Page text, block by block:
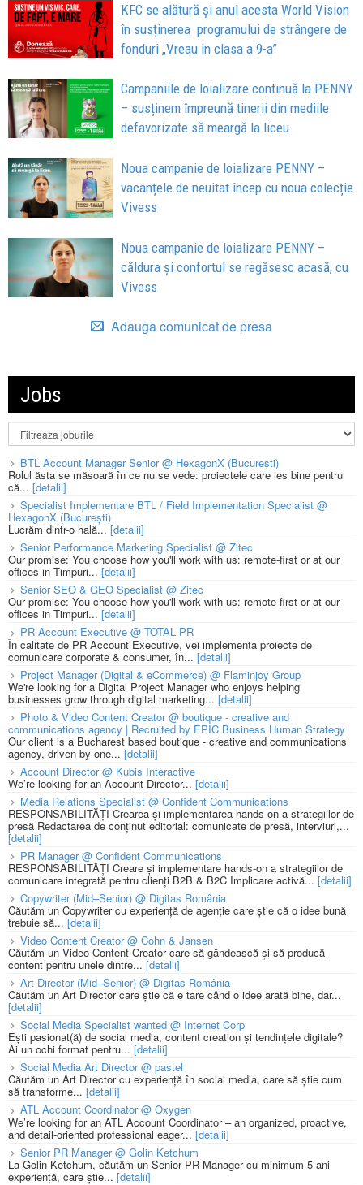
KFC se alătură și anul acesta World Vision
în susținerea programului de strângere de
fonduri „Vreau în clasa a 9-a”
Campaniile de loializare continuă la PENNY
– susținem împreună tinerii din mediile
defavorizate să meargă la liceu
Noua campanie de loializare PENNY –
vacanțele de neuitat încep cu noua colecție
Vivess
Noua campanie de loializare PENNY –
căldura și confortul se regăsesc acasă, cu
Vivess
Adauga comunicat de presa
Jobs
BTL Account Manager Senior @ HexagonX (București)
Rolul ăsta se măsoară în ce nu se vede: proiectele care ies bine pentru
că... [detalii]
Specialist Implementare BTL / Field Implementation Specialist @
HexagonX (București)
Lucrăm dintr-o hală... [detalii]
Senior Performance Marketing Specialist @ Zitec
Our promise: You choose how you'll work with us: remote-first or at our
offices in Timpuri... [detalii]
Senior SEO & GEO Specialist @ Zitec
Our promise: You choose how you'll work with us: remote-first or at our
offices in Timpuri... [detalii]
PR Account Executive @ TOTAL PR
În calitate de PR Account Executive, vei implementa proiecte de
comunicare corporate & consumer, în... [detalii]
Project Manager (Digital & eCommerce) @ Flaminjoy Group
We're looking for a Digital Project Manager who enjoys helping
businesses grow through digital marketing... [detalii]
Photo & Video Content Creator @ boutique - creative and
communications agency | Recruited by EPIC Business Human Strategy
Our client is a Bucharest based boutique - creative and communications
agency, driven by one... [detalii]
Account Director @ Kubis Interactive
We’re looking for an Account Director... [detalii]
Media Relations Specialist @ Confident Communications
RESPONSABILITĂȚI Crearea și implementarea hands-on a strategiilor de
presă Redactarea de conținut editorial: comunicate de presă, interviuri,...
[detalii]
PR Manager @ Confident Communications
RESPONSABILITĂȚI Creare și implementare hands-on a strategiilor de
comunicare integrată pentru clienți B2B & B2C Implicare activă... [detalii]
Copywriter (Mid–Senior) @ Digitas România
Căutăm un Copywriter cu experiență de agenție care știe că o idee bună
trebuie să... [detalii]
Video Content Creator @ Cohn & Jansen
Căutăm un Video Content Creator care să gândească și să producă
content pentru unele dintre... [detalii]
Art Director (Mid–Senior) @ Digitas România
Căutăm un Art Director care știe că e tare când o idee arată bine, dar...
[detalii]
Social Media Specialist wanted @ Internet Corp
Ești pasionat(ă) de social media, content creation și tendințele digitale?
Ai un ochi format pentru... [detalii]
Social Media Art Director @ pastel
Căutăm un Art Director cu experiență în social media, care să știe cum
să transforme... [detalii]
ATL Account Coordinator @ Oxygen
We’re looking for an ATL Account Coordinator – an organized, proactive,
and detail-oriented professional eager... [detalii]
Senior PR Manager @ Golin Ketchum
La Golin Ketchum, căutăm un Senior PR Manager cu minimum 5 ani
experiență, care știe... [detalii]